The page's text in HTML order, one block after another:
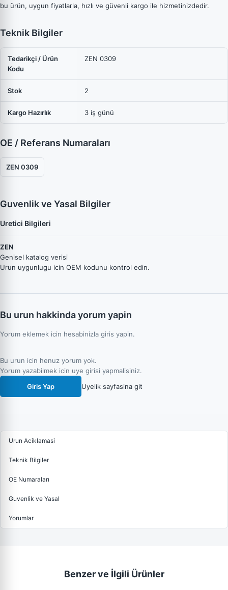
bu ürün, uygun fiyatlarla, hızlı ve güvenli kargo ile hizmetinizdedir.
Teknik Bilgiler
Tedarikçi / Ürün
Kodu
ZEN 0309
Stok 2
Kargo Hazırlık 3 iş günü
OE / Referans Numaraları
ZEN 0309
Guvenlik ve Yasal Bilgiler
Uretici Bilgileri
ZEN
Genisel katalog verisi
Urun uygunlugu icin OEM kodunu kontrol edin.
Bu urun hakkinda yorum yapin
Yorum eklemek icin hesabinizla giris yapin.
Bu urun icin henuz yorum yok.
Yorum yazabilmek icin uye girisi yapmalisiniz.
Giris Yap
Uyelik sayfasina git
Urun Aciklamasi
Teknik Bilgiler
OE Numaraları
Guvenlik ve Yasal
Yorumlar
Benzer ve İlgili Ürünler